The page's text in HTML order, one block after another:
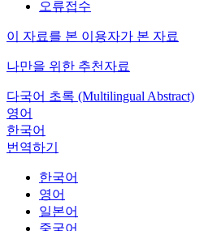
오류접수
이 자료를 본 이용자가 본 자료
나만을 위한 추천자료
다국어 초록 (Multilingual Abstract)
영어
한국어
번역하기
한국어
영어
일본어
중국어